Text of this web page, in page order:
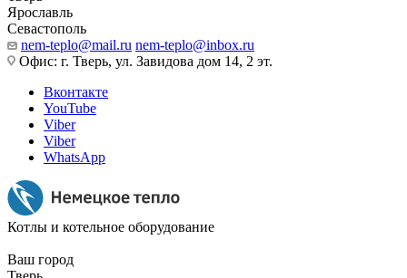
Ярославль
Севастополь
nem-teplo@mail.ru nem-teplo@inbox.ru
Офис: г. Тверь, ул. Завидова дом 14, 2 эт.
Вконтакте
YouTube
Viber
Viber
WhatsApp
Котлы и котельное оборудование
Ваш город